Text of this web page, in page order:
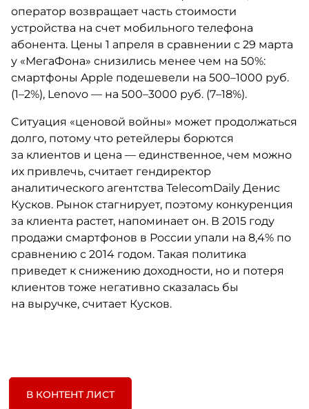
оператор возвращает часть стоимости
устройства на счет мобильного телефона
абонента. Цены 1 апреля в сравнении с 29 марта
у «МегаФона» снизились менее чем на 50%:
смартфоны Apple подешевели на 500–1000 руб.
(1–2%), Lenovo — на 500–3000 руб. (7–18%).
Cитуация «ценовой войны» может продолжаться
долго, потому что ретейлеры борются
за клиентов и цена — единственное, чем можно
их привлечь, считает гендиректор
аналитического агентства TelecomDaily Денис
Кусков. Рынок стагнирует, поэтому конкуренция
за клиента растет, напоминает он. В 2015 году
продажи смартфонов в России упали на 8,4% по
сравнению с 2014 годом. Такая политика
приведет к снижению доходности, но и потеря
клиентов тоже негативно сказалась бы
на выручке, считает Кусков.
В КОНТЕНТ ЛИСТ